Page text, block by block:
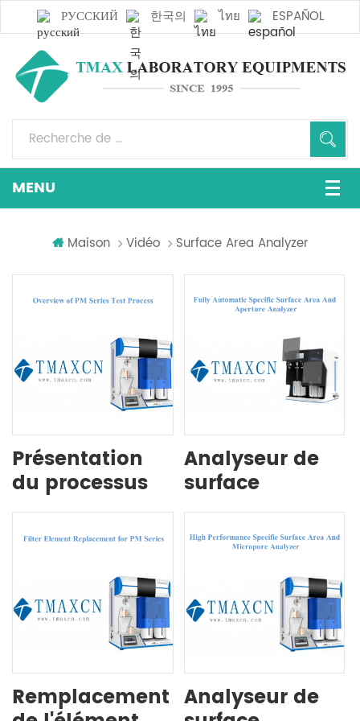
РУССКИЙ 한국의 ไทย ESPAÑOL
Maison Vidéo Surface Area Analyzer
Présentation
du processus
de test de la
série PM
Analyseur de
surface
spécifique et
d'ouverture
entièrement
automatique
Remplacement Analyseur de